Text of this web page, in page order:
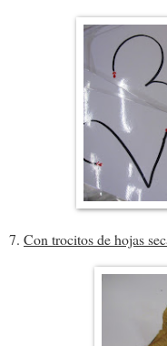
7. Con trocitos de hojas